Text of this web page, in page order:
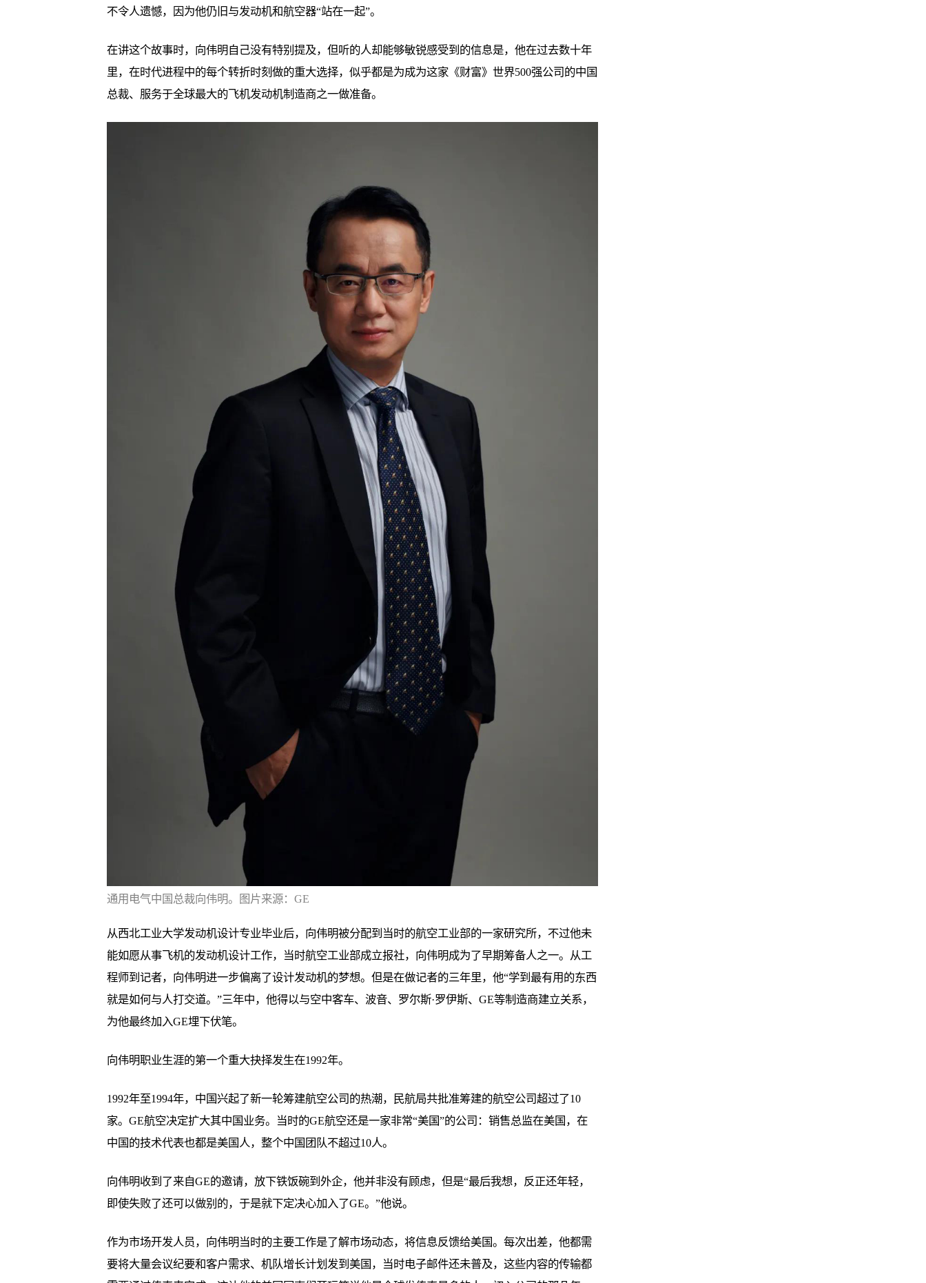
不令人遗憾，因为他仍旧与发动机和航空器“站在一起”。
在讲这个故事时，向伟明自己没有特别提及，但听的人却能够敏锐感受到的信息是，他在过去数十年
里，在时代进程中的每个转折时刻做的重大选择，似乎都是为成为这家《财富》世界500强公司的中国
总裁、服务于全球最大的飞机发动机制造商之一做准备。
通用电气中国总裁向伟明。图片来源：GE
从西北工业大学发动机设计专业毕业后，向伟明被分配到当时的航空工业部的一家研究所，不过他未
能如愿从事飞机的发动机设计工作，当时航空工业部成立报社，向伟明成为了早期筹备人之一。从工
程师到记者，向伟明进一步偏离了设计发动机的梦想。但是在做记者的三年里，他“学到最有用的东西
就是如何与人打交道。”三年中，他得以与空中客车、波音、罗尔斯·罗伊斯、GE等制造商建立关系，
为他最终加入GE埋下伏笔。
向伟明职业生涯的第一个重大抉择发生在1992年。
1992年至1994年，中国兴起了新一轮筹建航空公司的热潮，民航局共批准筹建的航空公司超过了10
家。GE航空决定扩大其中国业务。当时的GE航空还是一家非常“美国”的公司：销售总监在美国，在
中国的技术代表也都是美国人，整个中国团队不超过10人。
向伟明收到了来自GE的邀请，放下铁饭碗到外企，他并非没有顾虑，但是“最后我想，反正还年轻，
即使失败了还可以做别的，于是就下定决心加入了GE。”他说。
作为市场开发人员，向伟明当时的主要工作是了解市场动态，将信息反馈给美国。每次出差，他都需
要将大量会议纪要和客户需求、机队增长计划发到美国，当时电子邮件还未普及，这些内容的传输都